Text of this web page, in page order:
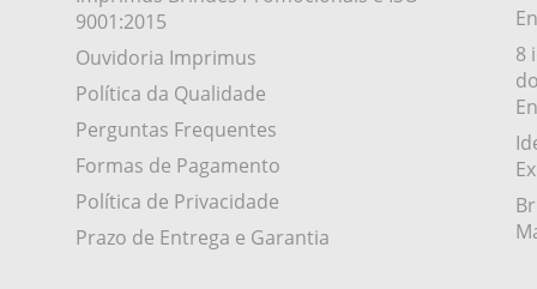
9001:2015
Ouvidoria Imprimus
Política da Qualidade
Perguntas Frequentes
Formas de Pagamento
Política de Privacidade
Prazo de Entrega e Garantia
8